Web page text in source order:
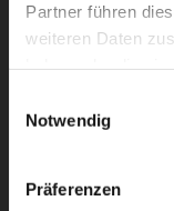
Partner führen
weiteren Daten
Notwendig
Präferenzen
Dies